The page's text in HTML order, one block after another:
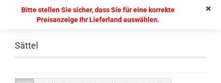
Bitte stellen Sie sicher, dass Sie für eine korrekte
Preisanzeige Ihr Lieferland auswählen.
Sättel